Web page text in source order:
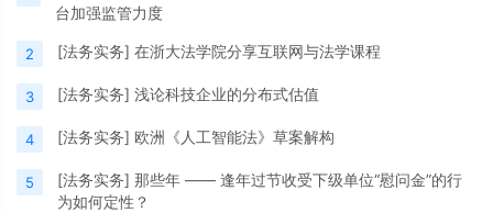
台加强监管力度
2 [法务实务] 在浙大法学院分享互联网与法学课程
3 [法务实务] 浅论科技企业的分布式估值
4 [法务实务] 欧洲《人工智能法》草案解构
5 [法务实务] 那些年 —— 逢年过节收受下级单位“慰问金”的行
为如何定性？